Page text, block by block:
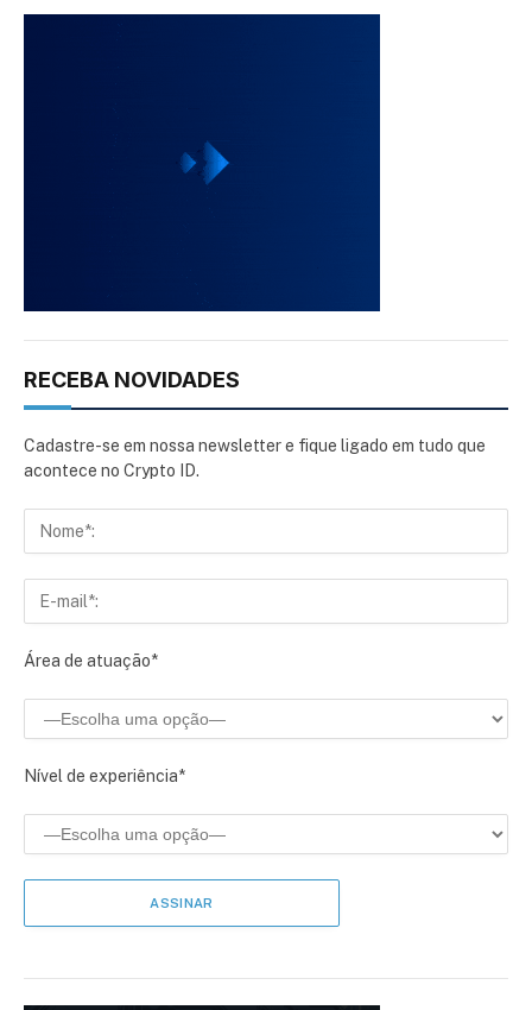
RECEBA NOVIDADES
Cadastre-se em nossa newsletter e fique ligado em tudo que
acontece no Crypto ID.
Área de atuação*
Nível de experiência*